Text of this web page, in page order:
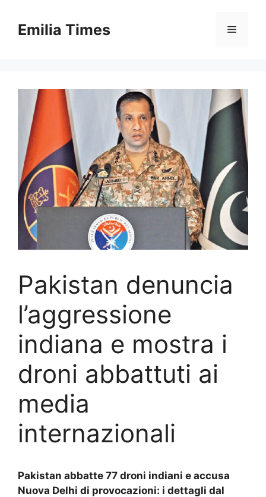
contentEmilia Times Menu
Pakistan denuncia
l’aggressione
indiana e mostra i
droni abbattuti ai
media
internazionali
Pakistan abbatte 77 droni indiani e accusa
Nuova Delhi di provocazioni: i dettagli dal